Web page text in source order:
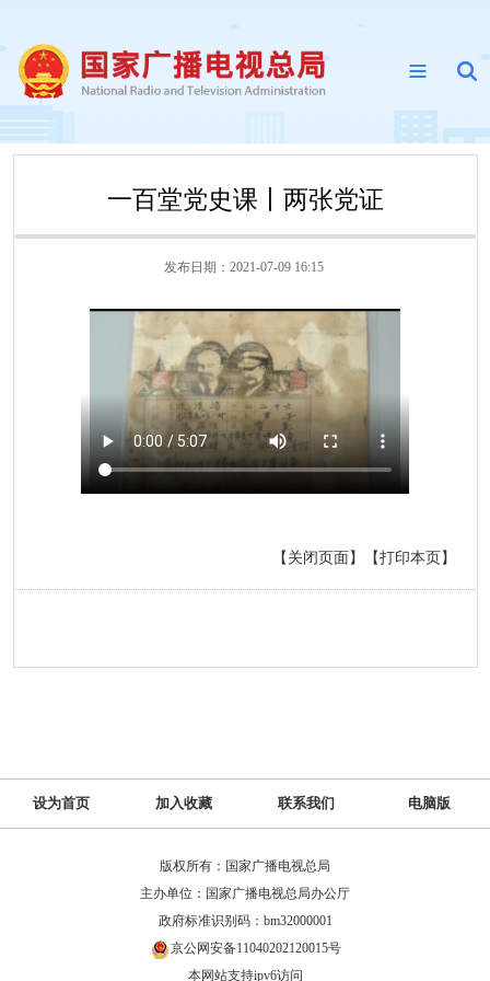
一百堂党史课丨两张党证
发布日期：2021-07-09 16:15
【打印本页】
【关闭页面】
设为首页 加入收藏 联系我们 电脑版
版权所有：国家广播电视总局
主办单位：国家广播电视总局办公厅
政府标准识别码：bm32000001
京公网安备11040202120015号
本网站支持ipv6访问